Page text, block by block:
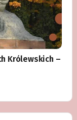
Królewskich –